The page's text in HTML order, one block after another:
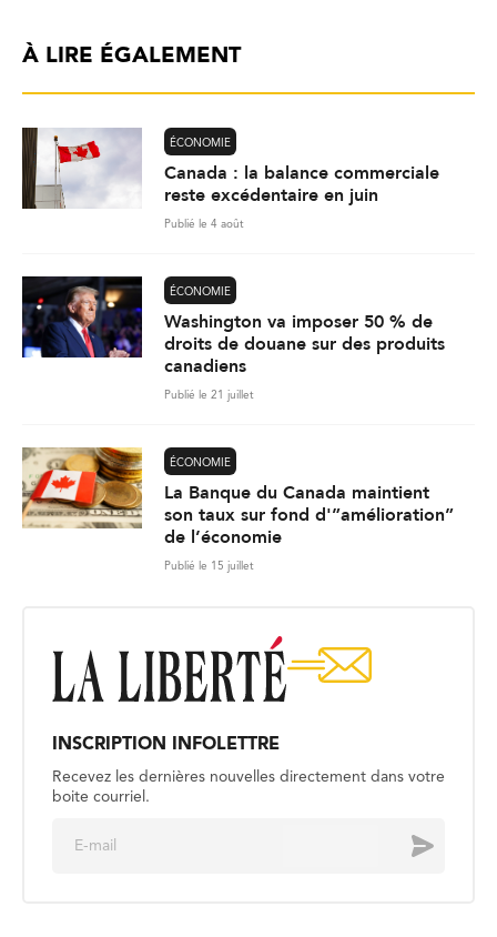
À LIRE ÉGALEMENT
ÉCONOMIE
Canada : la balance commerciale
reste excédentaire en juin
Publié le 4 août
ÉCONOMIE
Washington va imposer 50 % de
droits de douane sur des produits
canadiens
Publié le 21 juillet
ÉCONOMIE
La Banque du Canada maintient
son taux sur fond d'”amélioration”
de l’économie
Publié le 15 juillet
INSCRIPTION INFOLETTRE
Recevez les dernières nouvelles directement dans votre
boite courriel.
Envoyer